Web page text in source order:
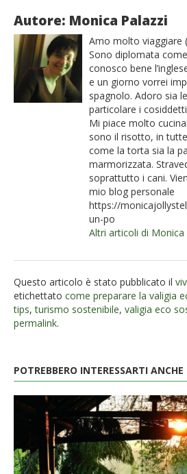
Autore: Monica Palazzi
Amo molto viaggiare
Sono diplomata
conosco bene
e un giorno vorrei
spagnolo. Adoro sia
particolare i
Mi piace molto
sono il risotto, in
come la torta sia la
marmorizzata.
soprattutto i cani.
mio blog personale
https://
un-po
Altri articoli di
Questo articolo è stato pubblicato il
etichettato come preparare la valigia
tips,turismo sostenibile, valigia eco
permalink.
POTREBBERO INTERESSARTI ANCHE